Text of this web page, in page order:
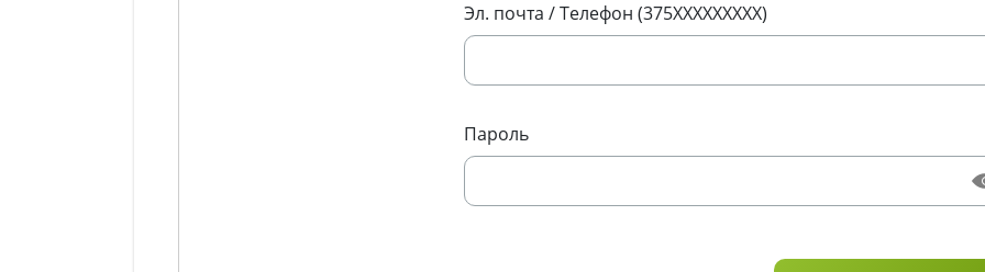
Эл. почта / Телефон (375XXXXXXXXX)
Пароль